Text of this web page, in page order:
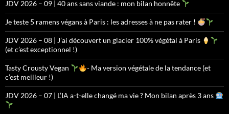
JDV 2026 – 09 | 40 ans sans viande : mon bilan honnête
Je teste 5 ramens végans à Paris : les adresses à ne pas rater !
JDV 2026 – 08 | J’ai découvert un glacier 100% végétal à Paris
(et c’est exceptionnel !)
Tasty Crousty Vegan
- Ma version végétale de la tendance (et
c’est meilleur !)
JDV 2026 – 07 | L’IA a-t-elle changé ma vie ? Mon bilan après 3 ans